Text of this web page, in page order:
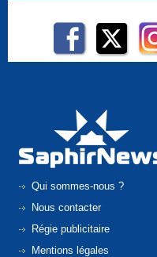
Qui sommes-nous ?
Nous contacter
Régie publicitaire
Mentions légales